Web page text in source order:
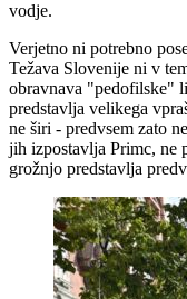
vodje.
Verjetno ni potrebno
Težava Slovenije ni v
obravnava "pedofilske"
predstavlja velikega
ne širi - predvsem zato
jih izpostavlja Primc, ne
grožnjo predstavlja